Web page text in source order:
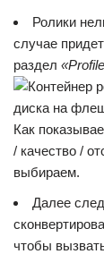
Ролики
случае
раздел
Как
/ качество /
выбираем.
Далее
чтобы